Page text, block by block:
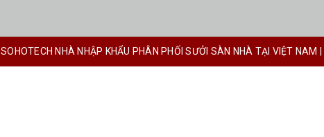
NHÀ NHẬP KHẨU PHÂN PHỐI SƯỞI SÀN NHÀ TẠI VIỆT NAM